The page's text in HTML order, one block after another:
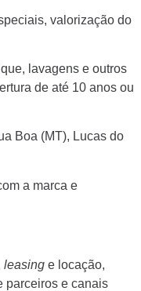
valorização do
lavagens e outros
de até 10 anos ou
Boa (MT), Lucas do
a marca e
leasing e locação,
parceiros e canais